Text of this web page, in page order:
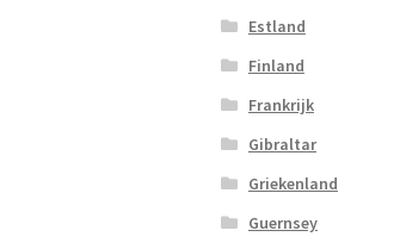
Estland
Finland
Frankrijk
Gibraltar
Griekenland
Guernsey